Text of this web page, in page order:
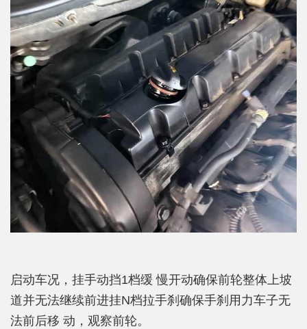
启动车况，挂手动挡1档缓 慢开动确保前轮整体上坡
道并无法继续前进挂N档拉手刹确保手刹用力车子无
法前后移 动，观察前轮。